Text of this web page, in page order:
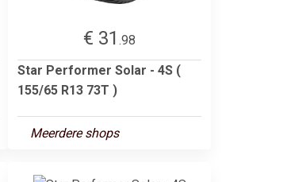
€ 31 .98
Star Performer Solar - 4S (
155/65 R13 73T )
Meerdere shops